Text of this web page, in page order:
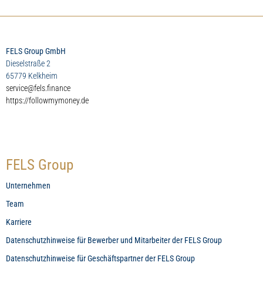
FELS Group GmbH
Dieselstraße 2
65779 Kelkheim
service@fels.finance
https://followmymoney.de
FELS Group
Unternehmen
Team
Karriere
Datenschutzhinweise für Bewerber und Mitarbeiter der FELS Group
Datenschutzhinweise für Geschäftspartner der FELS Group